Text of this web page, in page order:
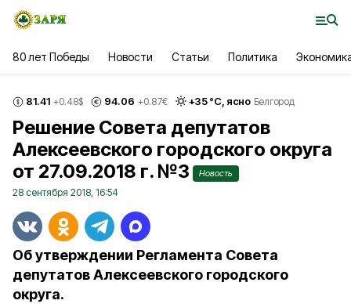
80 лет Победы Новости Статьи Политика
81.41 +0.48$ 94.06 +0.87€ +35°С, ясно Белгород
Решение Совета депутатов
Алексеевского городского округа
от 27.09.2018 г. №3
Новость
28 сентября 2018, 16:54
Об утверждении Регламента Совета
депутатов Алексеевского городского
округа.